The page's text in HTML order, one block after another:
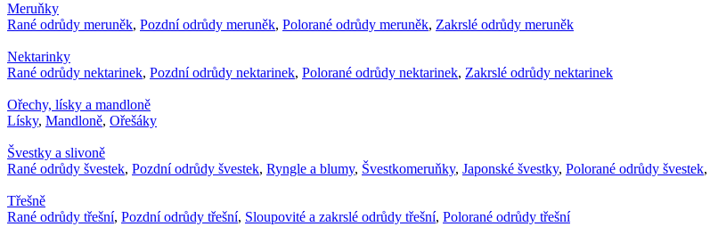
Meruňky
Rané odrůdy meruněk, Pozdní odrůdy meruněk, Polorané odrůdy meruněk, Zakrslé odrůdy meruněk
Nektarinky
Rané odrůdy nektarinek, Pozdní odrůdy nektarinek, Polorané odrůdy nektarinek, Zakrslé odrůdy nektarinek
Ořechy, lísky a mandloně
Lísky, Mandloně, Ořešáky
Švestky a slivoně
Rané odrůdy švestek, Pozdní odrůdy švestek, Ryngle a blumy, Švestkomeruňky, Japonské švestky, Polorané odrůdy švestek,
Třešně
Rané odrůdy třešní, Pozdní odrůdy třešní, Sloupovité a zakrslé odrůdy třešní, Polorané odrůdy třešní